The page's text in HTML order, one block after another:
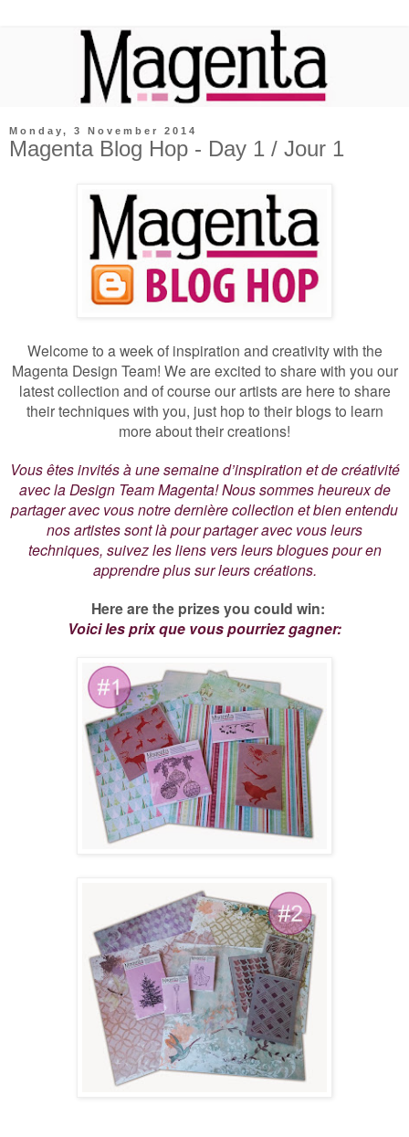
Monday, 3 November 2014
Magenta Blog Hop - Day 1 / Jour 1
Welcome to a week of inspiration and creativity with the
Magenta Design Team! We are excited to share with you our
latest collection and of course our artists are here to share
their techniques with you, just hop to their blogs to learn
more about their creations!
Vous êtes invités à une semaine d’inspiration et de créativité
avec la Design Team Magenta! Nous sommes heureux de
partager avec vous notre dernière collection et bien entendu
nos artistes sont là pour partager avec vous leurs
techniques, suivez les liens vers leurs blogues pour en
apprendre plus sur leurs créations.
Here are the prizes you could win:
Voici les prix que vous pourriez gagner: